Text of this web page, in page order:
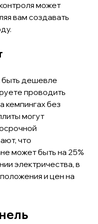
может
вам создавать
быть дешевле
проводить
кемпингах без
могут
что
может быть на 25%
электричества, в
и цен на